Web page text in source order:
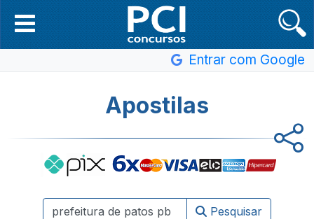
Entrar com Google
Apostilas
Pesquisar